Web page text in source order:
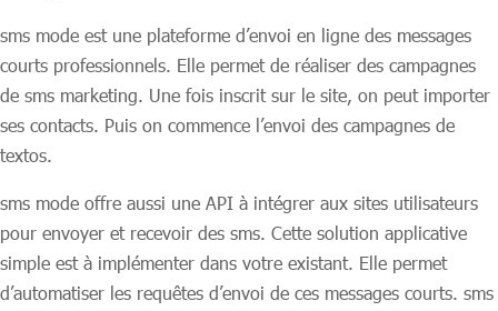
sms mode est une plateforme d’envoi en ligne des messages
courts professionnels. Elle permet de réaliser des campagnes
de sms marketing. Une fois inscrit sur le site, on peut importer
ses contacts. Puis on commence l’envoi des campagnes de
textos.
sms mode offre aussi une API à intégrer aux sites utilisateurs
pour envoyer et recevoir des sms. Cette solution applicative
simple est à implémenter dans votre existant. Elle permet
d’automatiser les requêtes d’envoi de ces messages courts. sms